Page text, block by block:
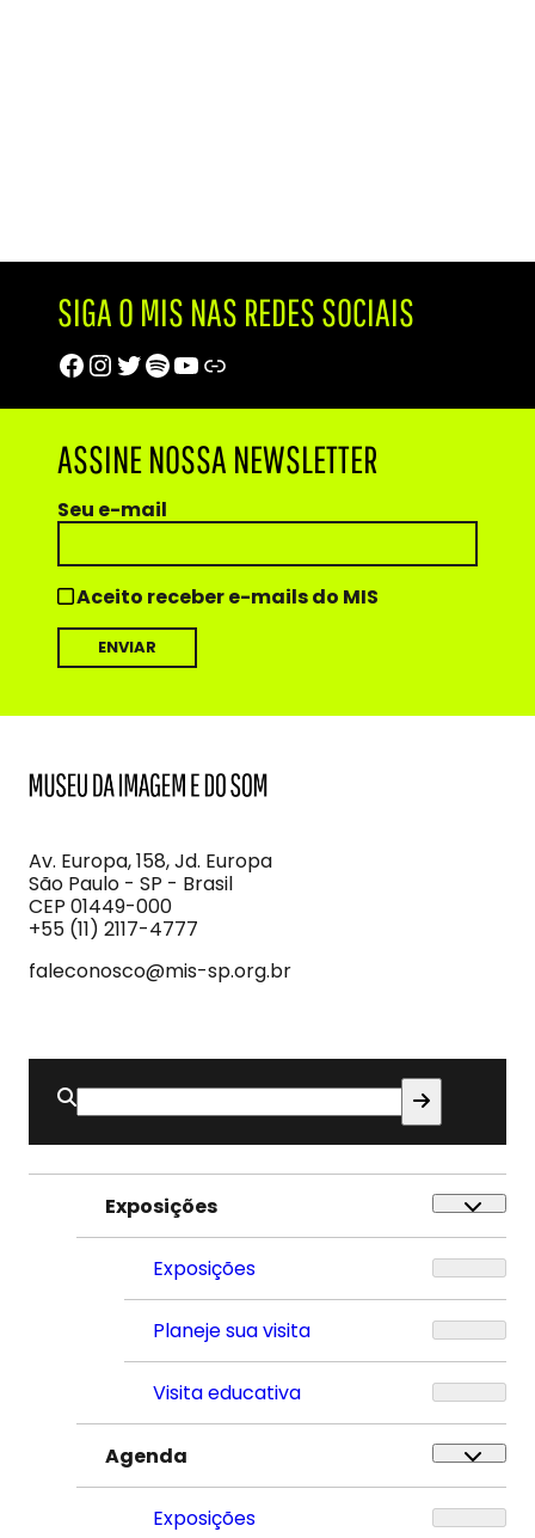
SIGA O MIS NAS REDES SOCIAIS
Facebook
Instagram
Twitter
Spotify
Youtube
Trip Advisor
ASSINE NOSSA NEWSLETTER
Seu e-mail
Aceito receber e-mails do MIS
Imagem
e
do
Som
Av. Europa, 158, Jd. Europa
São Paulo - SP - Brasil
CEP 01449-000
+55 (11) 2117-4777
faleconosco@mis-sp.org.br
Buscar
por:
Exposições
Exposições
Planeje sua visita
Visita educativa
Agenda
Exposições